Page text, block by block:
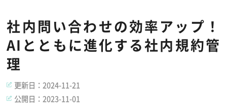
社内問い合わせの効率アップ！
AIとともに進化する社内規約管
理
更新日：2024-11-21
公開日：2023-11-01